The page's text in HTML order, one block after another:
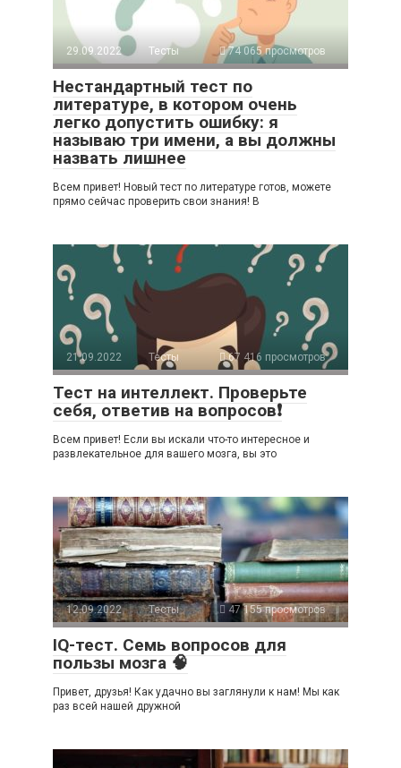
29.09.2022 Тесты 74 065 просмотров
Нестандартный тест по
литературе, в котором очень
легко допустить ошибку: я
называю три имени, а вы должны
назвать лишнее
Всем привет! Новый тест по литературе готов, можете
прямо сейчас проверить свои знания! В
21.09.2022 Тесты 67 416 просмотров
Тест на интеллект. Проверьте
себя, ответив на вопросов❗
Всем привет! Если вы искали что-то интересное и
развлекательное для вашего мозга, вы это
12.09.2022 Тесты 47 155 просмотров
IQ-тест. Семь вопросов для
пользы мозга 🧠
Привет, друзья! Как удачно вы заглянули к нам! Мы как
раз всей нашей дружной